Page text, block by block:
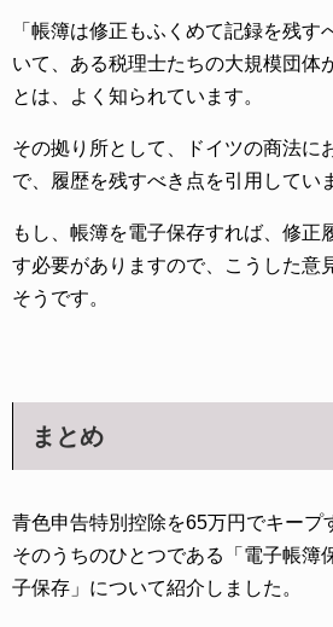
「帳簿は修正もふくめて記録を残す
いて、ある税理士たちの大規模団体
とは、よく知られています。
その拠り所として、ドイツの商法に
で、履歴を残すべき点を引用してい
もし、帳簿を電子保存すれば、修正
す必要がありますので、こうした意
そうです。
まとめ
青色申告特別控除を65万円でキープ
そのうちのひとつである「電子帳簿
子保存」について紹介しました。